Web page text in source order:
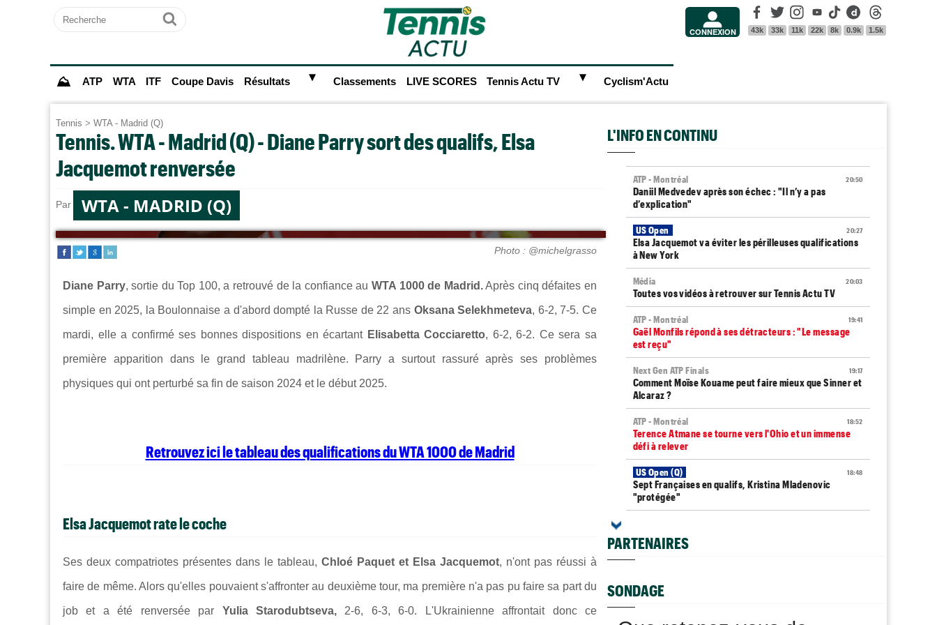
Recherche
Ok CONNEXION
Facebook
43k
Twitter
33k
Instagram
11k
Youtube
22k
Tik Tok
8k
Dailymotion
0.9k 1.5k
⛰ ATP WTA ITF Coupe Davis Résultats ► Classements LIVE SCORES Tennis Actu TV ► Cyclism'Actu
Tennis > WTA - Madrid (Q)
Tennis. WTA - Madrid (Q) - Diane Parry sort des qualifs, Elsa
Jacquemot renversée
Par Paul MOUGINle 22/04/2025 à 18:02
WTA - MADRID (Q)
Photo : @michelgrasso
Diane Parry, sortie du Top 100, a retrouvé de la confiance au WTA 1000 de Madrid.Après cinq défaites en
simple en 2025, la Boulonnaise a d'abord dompté la Russe de 22 ans Oksana Selekhmeteva, 6-2, 7-5. Ce
mardi, elle a confirmé ses bonnes dispositions en écartant Elisabetta Cocciaretto, 6-2, 6-2. Ce sera sa
première apparition dans le grand tableau madrilène. Parry a surtout rassuré après ses problèmes
physiques qui ont perturbé sa fin de saison 2024 et le début 2025.
Retrouvez ici le tableau des qualifications du WTA 1000 de Madrid
Elsa Jacquemot rate le coche
Ses deux compatriotes présentes dans le tableau, Chloé Paquet et Elsa Jacquemot, n'ont pas réussi à
faire de même. Alors qu'elles pouvaient s'affronter au deuxième tour, ma première n'a pas pu faire sa part du
job et a été renversée par Yulia Starodubtseva, 2-6, 6-3, 6-0. L'Ukrainienne affrontait donc ce
L'INFO EN CONTINU
20:50
ATP - Montréal
Daniil Medvedev après son échec : "Il n’y a pas
d’explication"
20:27
US Open
Elsa Jacquemot va éviter les périlleuses qualifications
à New York
20:03
Média
Toutes vos vidéos à retrouver sur Tennis Actu TV
19:41
ATP - Montréal
Gaël Monfils répond à ses détracteurs : "Le message
est reçu"
19:17
Next Gen ATP Finals
Comment Moïse Kouame peut faire mieux que Sinner et
Alcaraz ?
18:52
ATP - Montréal
Terence Atmane se tourne vers l'Ohio et un immense
défi à relever
18:48
US Open (Q)
Sept Françaises en qualifs, Kristina Mladenovic
"protégée"
coincé
Mathys Erhard passe à quelques points d'une finale
PARTENAIRES
SONDAGE